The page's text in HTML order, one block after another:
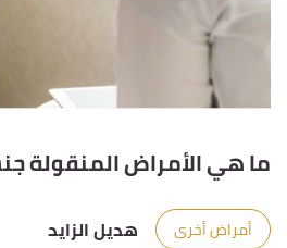
ما هي الأمراض المنقولة
أمراض أخرى
هديل الزايد